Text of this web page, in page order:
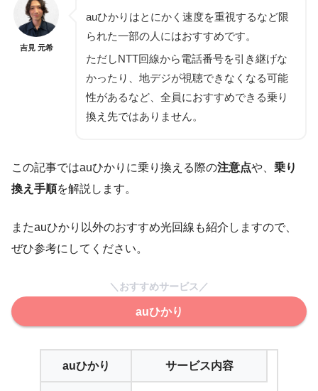
吉見 元希
auひかりはとにかく速度を重視するなど限
られた一部の人にはおすすめです。
ただしNTT回線から電話番号を引き継げな
かったり、地デジが視聴できなくなる可能
性があるなど、全員におすすめできる乗り
換え先ではありません。
この記事ではauひかりに乗り換える際の注意点や、 乗り
換え手順を解説します。
またauひかり以外のおすすめ光回線も紹介しますので、
ぜひ参考にしてください。
＼おすすめサービス／
auひかり
auひかり サービス内容